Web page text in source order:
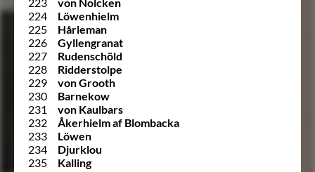
224
Löwenhielm
225
Hårleman
226
Gyllengranat
227
Rudenschöld
228
Ridderstolpe
229
von Grooth
230
Barnekow
231
von Kaulbars
232
Åkerhielm af Blombacka
233
Löwen
234
Djurklou
235
Kalling